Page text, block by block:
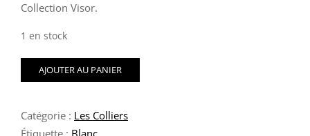
Collection Visor.
1 en stock
quantité
Soumission
Noir
AJOUTER AU PANIER
Catégorie : Les Colliers
Étiquette : Blanc